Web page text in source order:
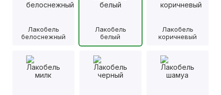
Лакобель
белоснежный
Лакобель
белый
Лакобель
коричневый